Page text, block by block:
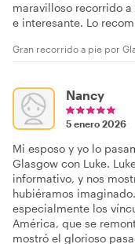
maravilloso recorrido
e interesante. Lo
Gran recorrido a pie por
Nancy
5 enero 2026
Mi esposo y yo lo
Glasgow con Luke.
informativo, y nos
hubiéramos
especialmente los
América, que se
mostró el glorioso